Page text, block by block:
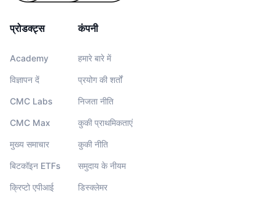
प्रोडक्ट्स
Academy
विज्ञापन दें
CMC Labs
CMC Max
मुख्य समाचार
बिटकॉइन ETFs
क्रिप्टो एपीआई
कंपनी
हमारे बारे में
प्रयोग की शर्तों
निजता नीति
कुकी प्राथमिकताएं
कुकी नीति
समुदाय के नीयम
डिस्क्लेमर